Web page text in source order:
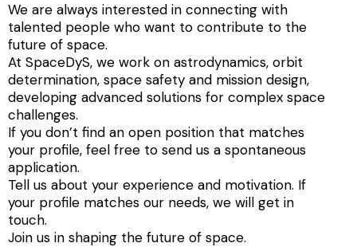
We are always interested in connecting with
talented people who want to contribute to the
future of space.
At SpaceDyS, we work on astrodynamics, orbit
determination, space safety and mission design,
developing advanced solutions for complex space
challenges.
If you don’t find an open position that matches
your profile, feel free to send us a spontaneous
application.
Tell us about your experience and motivation. If
your profile matches our needs, we will get in
touch.
Join us in shaping the future of space.